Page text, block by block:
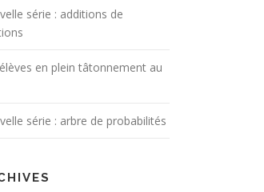
série : additions de
en plein tâtonnement au
série : arbre de probabilités